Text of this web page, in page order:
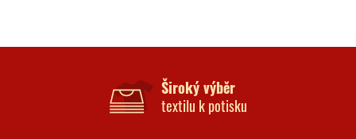
Široký výběr
textilu k potisku